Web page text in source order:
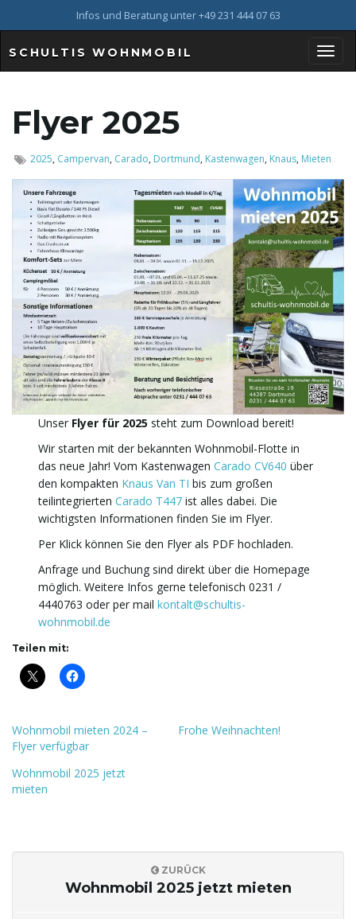
Infos und Beratung unter +49 231 444 07 63
h
l
t
SCHULTIS WOHNMOBIL
Flyer 2025
2025, Campervan, Carado, Dortmund, Kastenwagen, Knaus, Mieten
Unser Flyer für 2025 steht zum Download bereit!
Wir starten mit der bekannten Wohnmobil-Flotte in
das neue Jahr! Vom KastenwagenCarado CV640 über
den kompakten Knaus Van TI bis zum großen
teilintegriertenCarado T447 ist alles dabei. Die
wichtigsten Informationen finden Sie im Flyer.
Per Klick können Sie den Flyer als PDF hochladen.
Anfrage und Buchung sind direkt über die Homepage
möglich. Weitere Infos gerne telefonisch 0231 /
4440763 oder per mailkontalt@schultis-
wohnmobil.de
Teilen mit:
Wohnmobil mieten 2024 –
Flyer verfügbar
Frohe Weihnachten!
Wohnmobil 2025 jetzt
mieten
ZURÜCK
Wohnmobil 2025 jetzt mieten